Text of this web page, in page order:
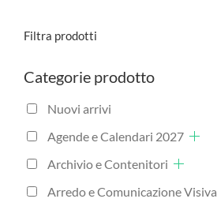
Filtra prodotti
Categorie prodotto
Nuovi arrivi
Agende e Calendari 2027
Archivio e Contenitori
Arredo e Comunicazione Visiva